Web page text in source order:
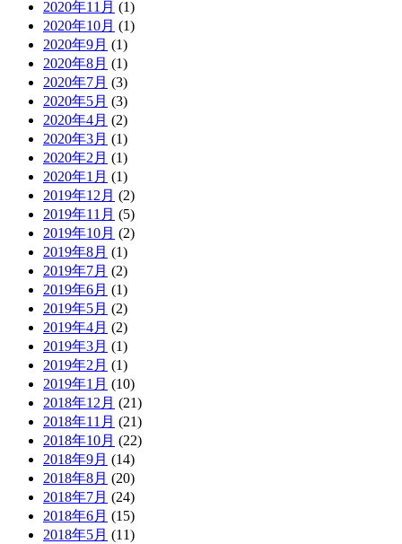
2020年11月 (1)
2020年10月 (1)
2020年9月 (1)
2020年8月 (1)
2020年7月 (3)
2020年5月 (3)
2020年4月 (2)
2020年3月 (1)
2020年2月 (1)
2020年1月 (1)
2019年12月 (2)
2019年11月 (5)
2019年10月 (2)
2019年8月 (1)
2019年7月 (2)
2019年6月 (1)
2019年5月 (2)
2019年4月 (2)
2019年3月 (1)
2019年2月 (1)
2019年1月 (10)
2018年12月 (21)
2018年11月 (21)
2018年10月 (22)
2018年9月 (14)
2018年8月 (20)
2018年7月 (24)
2018年6月 (15)
2018年5月 (11)